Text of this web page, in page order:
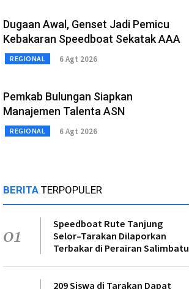
Dugaan Awal, Genset Jadi Pemicu
Kebakaran Speedboat Sekatak AAA
REGIONAL 6 Agt 2026
Pemkab Bulungan Siapkan
Manajemen Talenta ASN
REGIONAL 6 Agt 2026
BERITA TERPOPULER
01
Speedboat Rute Tanjung
Selor–Tarakan Dilaporkan
Terbakar di Perairan Salimbatu
209 Siswa di Tarakan Dapat